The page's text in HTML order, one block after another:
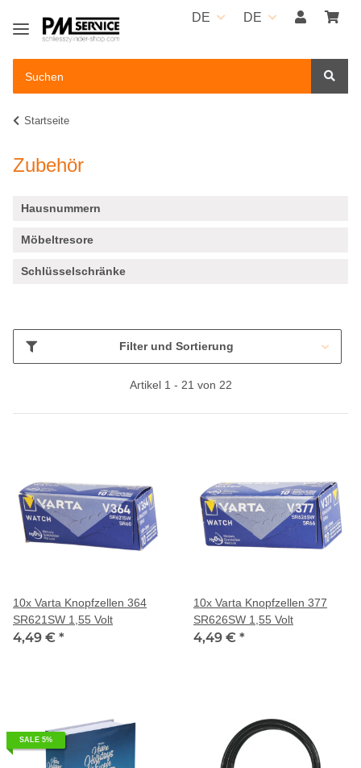
DE DE
Startseite
Zubehör
Hausnummern
Möbeltresore
Schlüsselschränke
Filter und Sortierung
Artikel 1 - 21 von 22
10x Varta Knopfzellen 364
SR621SW 1,55 Volt
4,49 € *
10x Varta Knopfzellen 377
SR626SW 1,55 Volt
4,49 € *
SALE 5%